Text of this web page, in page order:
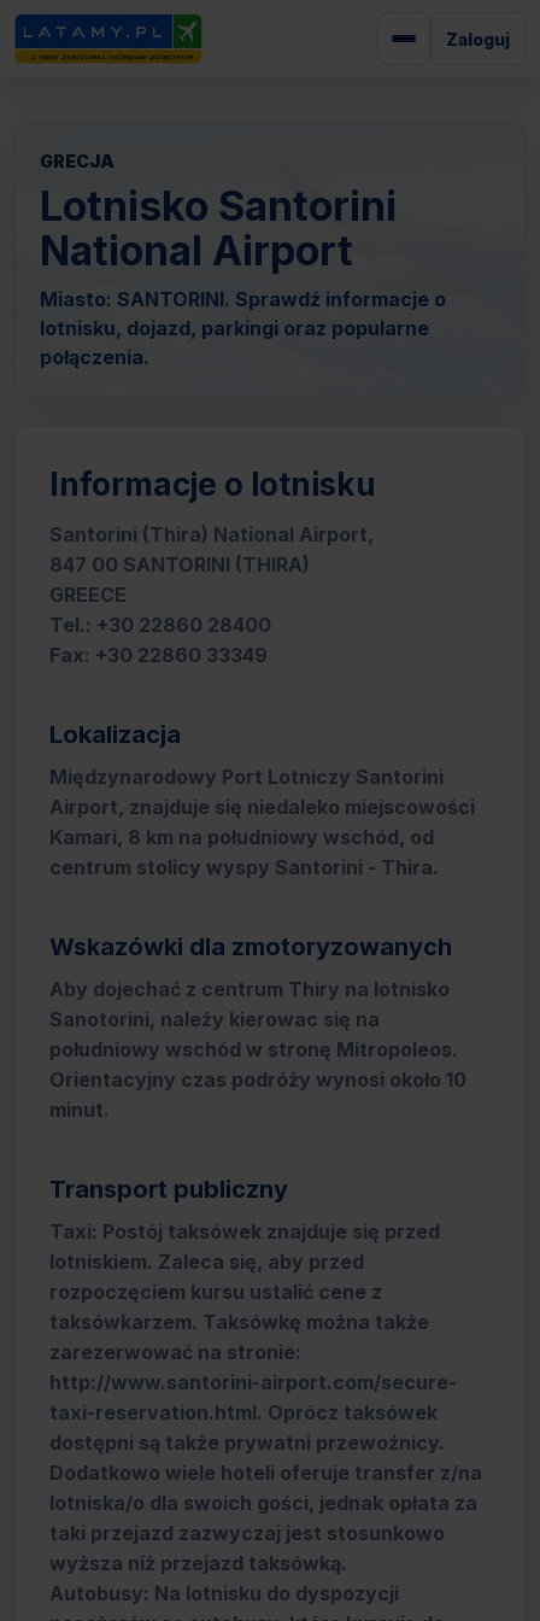
Zaloguj
GRECJA
Lotnisko Santorini
National Airport
Miasto: SANTORINI. Sprawdź informacje o
lotnisku, dojazd, parkingi oraz popularne
połączenia.
Informacje o lotnisku
Santorini (Thira) National Airport,
847 00 SANTORINI (THIRA)
GREECE
Tel.: +30 22860 28400
Fax: +30 22860 33349
Lokalizacja
Międzynarodowy Port Lotniczy Santorini
Airport, znajduje się niedaleko miejscowości
Kamari, 8 km na południowy wschód, od
centrum stolicy wyspy Santorini - Thira.
Wskazówki dla zmotoryzowanych
Aby dojechać z centrum Thiry na lotnisko
Sanotorini, należy kierowac się na
południowy wschód w stronę Mitropoleos.
Orientacyjny czas podróży wynosi około 10
minut.
Transport publiczny
Taxi: Postój taksówek znajduje się przed
lotniskiem. Zaleca się, aby przed
rozpoczęciem kursu ustalić cene z
taksówkarzem. Taksówkę można także
zarezerwować na stronie:
http://www.santorini-airport.com/secure-
taxi-reservation.html. Oprócz taksówek
dostępni są także prywatni przewoźnicy.
Dodatkowo wiele hoteli oferuje transfer z/na
lotniska/o dla swoich gości, jednak opłata za
taki przejazd zazwyczaj jest stosunkowo
wyższa niż przejazd taksówką.
Autobusy: Na lotnisku do dyspozycji